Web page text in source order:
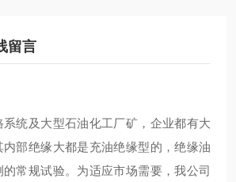
留言
统及大型石油化工厂矿，企业都有大
部绝缘大都是充油绝缘型的，绝缘油
常规试验。为适应市场需要，我公司